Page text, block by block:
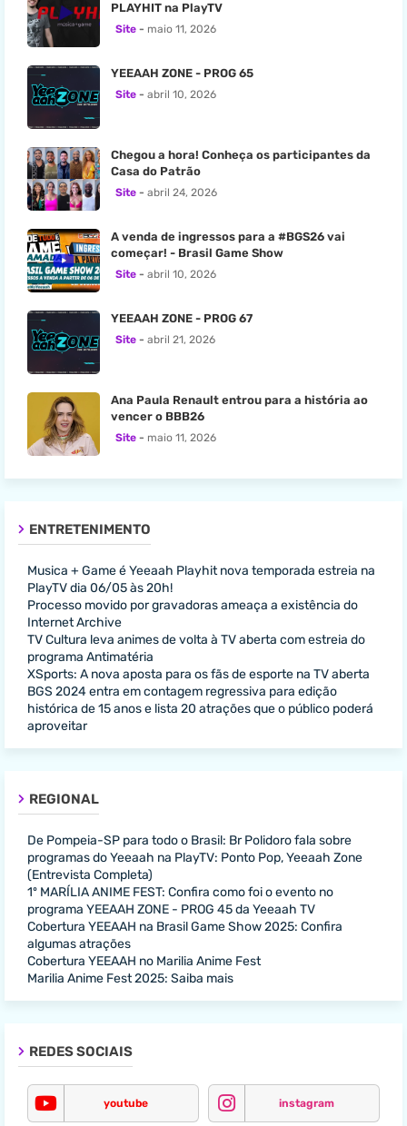
PLAYHIT na PlayTV
Site maio 11, 2026
YEEAAH ZONE - PROG 65
Site abril 10, 2026
Chegou a hora! Conheça os participantes da
Casa do Patrão
Site abril 24, 2026
A venda de ingressos para a #BGS26 vai
começar! - Brasil Game Show
Site abril 10, 2026
YEEAAH ZONE - PROG 67
Site abril 21, 2026
Ana Paula Renault entrou para a história ao
vencer o BBB26
Site maio 11, 2026
ENTRETENIMENTO
Musica + Game é Yeeaah Playhit nova temporada estreia na
PlayTV dia 06/05 às 20h!
Processo movido por gravadoras ameaça a existência do
Internet Archive
TV Cultura leva animes de volta à TV aberta com estreia do
programa Antimatéria
XSports: A nova aposta para os fãs de esporte na TV aberta
BGS 2024 entra em contagem regressiva para edição
histórica de 15 anos e lista 20 atrações que o público poderá
aproveitar
REGIONAL
De Pompeia-SP para todo o Brasil: Br Polidoro fala sobre
programas do Yeeaah na PlayTV: Ponto Pop, Yeeaah Zone
(Entrevista Completa)
1º MARÍLIA ANIME FEST: Confira como foi o evento no
programa YEEAAH ZONE - PROG 45 da Yeeaah TV
Cobertura YEEAAH na Brasil Game Show 2025: Confira
algumas atrações
Cobertura YEEAAH no Marilia Anime Fest
Marilia Anime Fest 2025: Saiba mais
REDES SOCIAIS
youtube instagram